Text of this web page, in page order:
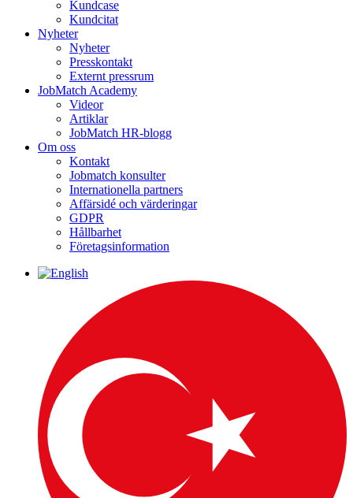
Kundcase
Kundcitat
Nyheter
Nyheter
Presskontakt
Externt pressrum
JobMatch Academy
Videor
Artiklar
JobMatch HR-blogg
Om oss
Kontakt
Jobmatch konsulter
Internationella partners
Affärsidé och värderingar
GDPR
Hållbarhet
Företagsinformation